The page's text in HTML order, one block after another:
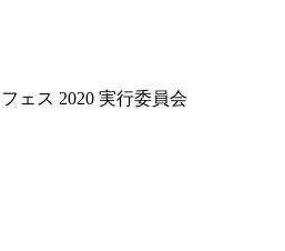
ェス 2020 実行委員会